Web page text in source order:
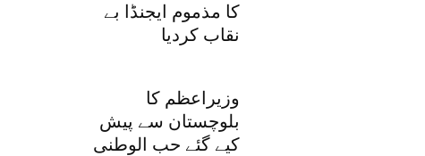
کا مذموم ایجنڈا بے
نقاب کردیا
وزیراعظم کا
بلوچستان سے پیش
کیے گئے حب الوطنی